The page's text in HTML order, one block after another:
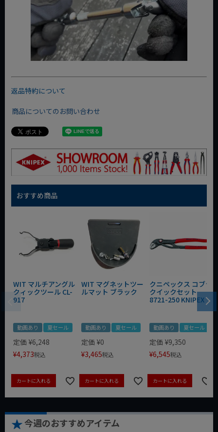
返品特約について
商品についてのお問い合わせ
おすすめ商品
WIT マルチアングル
クィックツール CL-
917
動画あり 夏セール
定価 ¥6,248
¥4,373税込
カートに入れる
WIT マグネットツー
ルマット ブラック
動画あり 夏セール
定価 ¥0
¥3,465税込
カートに入れる
クニペックス コブラ
クイックセット
8721-250 KNIPEX
動画あり 夏セール
定価 ¥9,350
¥6,545税込
カートに入れる
今週のおすすめアイテム